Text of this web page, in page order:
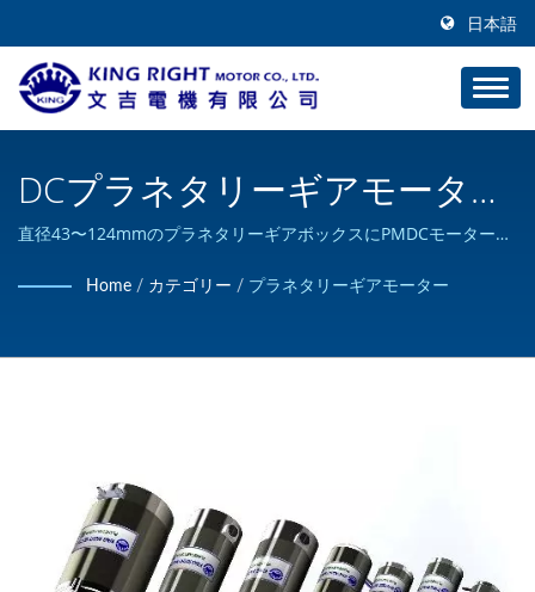
日本語
DCプラネタリーギアモータ
ー、直径43〜124mm、10W〜
1000W。 / プラネタリーギア
直径43〜124mmのプラネタリーギアボックスにPMDCモーターを
モーターです。 / KING RIGHT MOTORはカスタムDCモーター製
Home / カテゴリー / プラネタリーギアモーター